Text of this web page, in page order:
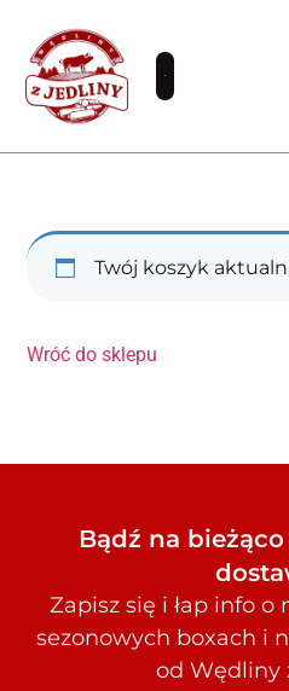
Twój koszyk
Wróć do sklepu
Bądź na
Zapisz się i łap info o
sezonowych boxach i
od Wędliny